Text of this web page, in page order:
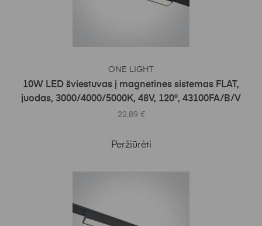
ONE LIGHT
10W LED šviestuvas į magnetines sistemas FLAT,
juodas, 3000/4000/5000K, 48V, 120°, 43100FA/B/V
22.89 €
Peržiūrėti